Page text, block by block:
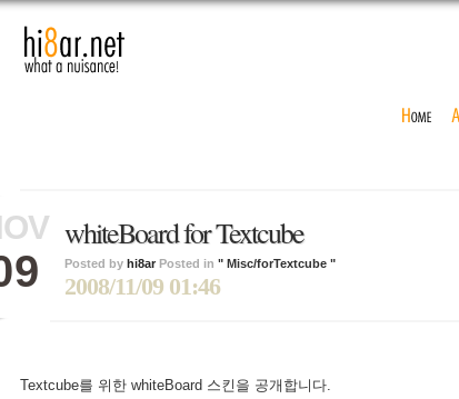
whiteBoard for Textcube
Posted by hi8ar Posted in " Misc/forTextcube "
2008/11/09 01:46
Textcube를 위한 whiteBoard 스킨을 공개합니다.